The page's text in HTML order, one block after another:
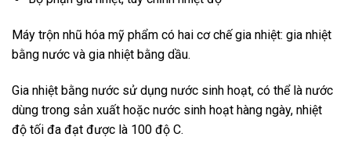
Máy trộn nhũ hóa mỹ phẩm có hai cơ chế gia nhiệt: gia nhiệt
bằng nước và gia nhiệt bằng dầu.
Gia nhiệt bằng nước sử dụng nước sinh hoạt, có thể là nước
dùng trong sản xuất hoặc nước sinh hoạt hàng ngày, nhiệt
độ tối đa đạt được là 100 độ C.